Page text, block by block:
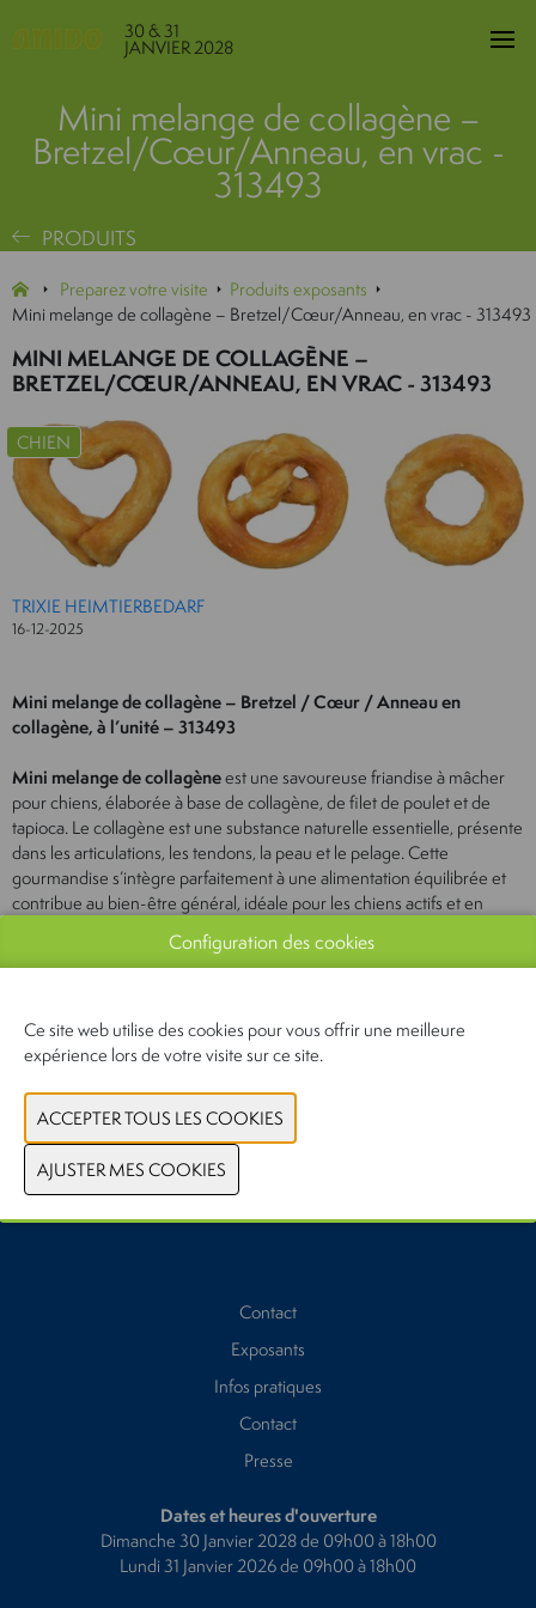
30 & 31
JANVIER 2028
Mini melange de collagène –
Bretzel/Cœur/Anneau, en vrac -
313493
PRODUITS
Preparez votre visite
Produits exposants
Mini melange de collagène – Bretzel/Cœur/Anneau, en vrac - 313493
MINI MELANGE DE COLLAGÈNE –
BRETZEL/CŒUR/ANNEAU, EN VRAC - 313493
CHIEN
TRIXIE HEIMTIERBEDARF
16-12-2025
Mini melange de collagène – Bretzel / Cœur / Anneau en
collagène, à l’unité – 313493
Mini melange de collagèneest une savoureuse friandise à mâcher
pour chiens, élaborée à base de collagène, de filet de poulet et de
tapioca. Le collagène est une substance naturelle essentielle, présente
dans les articulations, les tendons, la peau et le pelage. Cette
gourmandise s’intègre parfaitement à une alimentation équilibrée et
contribue au bien-être général, idéale pour les chiens actifs et en
CONTACTEZ-NOUS
Contact
Exposants
Infos pratiques
Contact
Presse
Dates et heures d'ouverture
Dimanche 30 Janvier 2028 de 09h00 à 18h00
Lundi 31 Janvier 2026 de 09h00 à 18h00
Configuration des cookies
Ce site web utilise des cookies pour vous offrir une meilleure
expérience lors de votre visite sur ce site.